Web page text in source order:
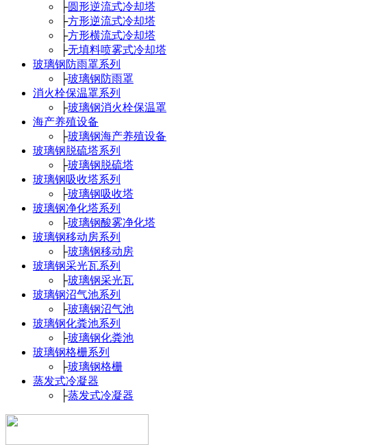
├圆形逆流式冷却塔
├方形逆流式冷却塔
├方形横流式冷却塔
├无填料喷雾式冷却塔
玻璃钢防雨罩系列
├玻璃钢防雨罩
消火栓保温罩系列
├玻璃钢消火栓保温罩
海产养殖设备
├玻璃钢海产养殖设备
玻璃钢脱硫塔系列
├玻璃钢脱硫塔
玻璃钢吸收塔系列
├玻璃钢吸收塔
玻璃钢净化塔系列
├玻璃钢酸雾净化塔
玻璃钢移动房系列
├玻璃钢移动房
玻璃钢采光瓦系列
├玻璃钢采光瓦
玻璃钢沼气池系列
├玻璃钢沼气池
玻璃钢化粪池系列
├玻璃钢化粪池
玻璃钢格栅系列
├玻璃钢格栅
蒸发式冷凝器
├蒸发式冷凝器